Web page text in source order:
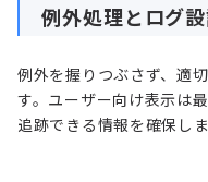
例外処理とログ
例外を握りつぶさず、適
す。ユーザー向け表示は
追跡できる情報を確保しま